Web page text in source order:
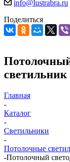
info@lustrabra.ru
Поделиться
светильник
Главная
-
Каталог
-
Светильники
-
Потолочные
-Потолочный